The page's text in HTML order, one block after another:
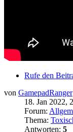
Rufe den
von GamepadRanger
18. Jan 2022,
Forum:
Thema:
Antworten: 5